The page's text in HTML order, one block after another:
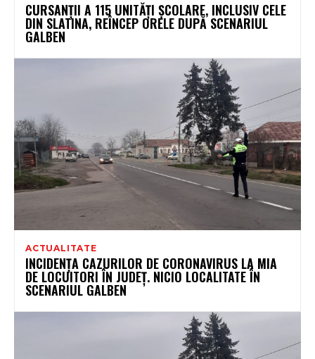
CURSANȚII A 115 UNITĂȚI ȘCOLARE, INCLUSIV CELE
DIN SLATINA, REÎNCEP ORELE DUPĂ SCENARIUL
GALBEN
ACTUALITATE
INCIDENȚA CAZURILOR DE CORONAVIRUS LA MIA
DE LOCUITORI ÎN JUDEȚ. NICIO LOCALITATE ÎN
SCENARIUL GALBEN